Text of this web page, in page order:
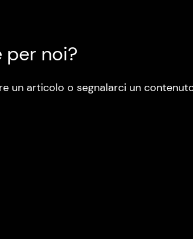
per noi?
un articolo o segnalarci un